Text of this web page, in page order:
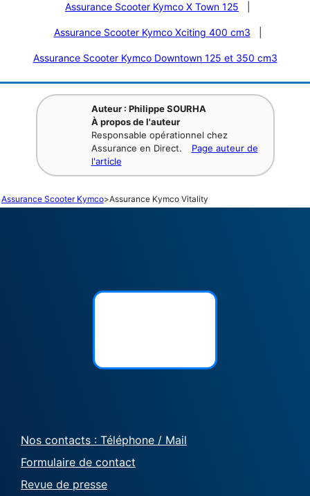
Assurance Scooter Kymco X Town 125
Assurance Scooter Kymco Xciting 400 cm3
Assurance Scooter Kymco Downtown 125 et 350 cm3
Auteur : Philippe SOURHA
À propos de l'auteur
Responsable opérationnel chez
Assurance en Direct.
Page auteur de
l'article
Assurance Scooter Kymco>Assurance Kymco Vitality
Nos contacts : Téléphone / Mail
Formulaire de contact
Revue de presse